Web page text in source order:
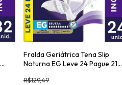
Fralda Geriátrica Tena Slip
Noturna EG Leve 24 Pague 21
R$129,49